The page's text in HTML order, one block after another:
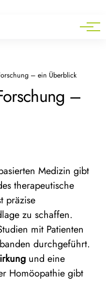
– ein Überblick
–
Medizin gibt
therapeutische
präzise
zu schaffen.
mit Patienten
durchgeführt.
und eine
Homöopathie gibt